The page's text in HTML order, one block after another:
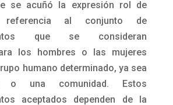
se acuñó la expresión rol de
al conjunto de
que se consideran
los hombres o las mujeres
humano determinado, ya sea
o una comunidad. Estos
aceptados dependen de la